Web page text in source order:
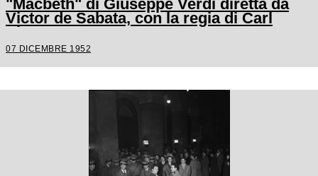
"Macbeth" di Giuseppe Verdi diretta da
Victor de Sabata, con la regia di Carl
Ebert
07 DICEMBRE 1952